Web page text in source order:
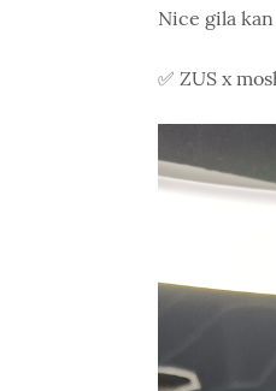
Nice gila
✅ ZUS x